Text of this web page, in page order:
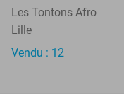
Les Tontons Afro
Lille
Vendu : 12